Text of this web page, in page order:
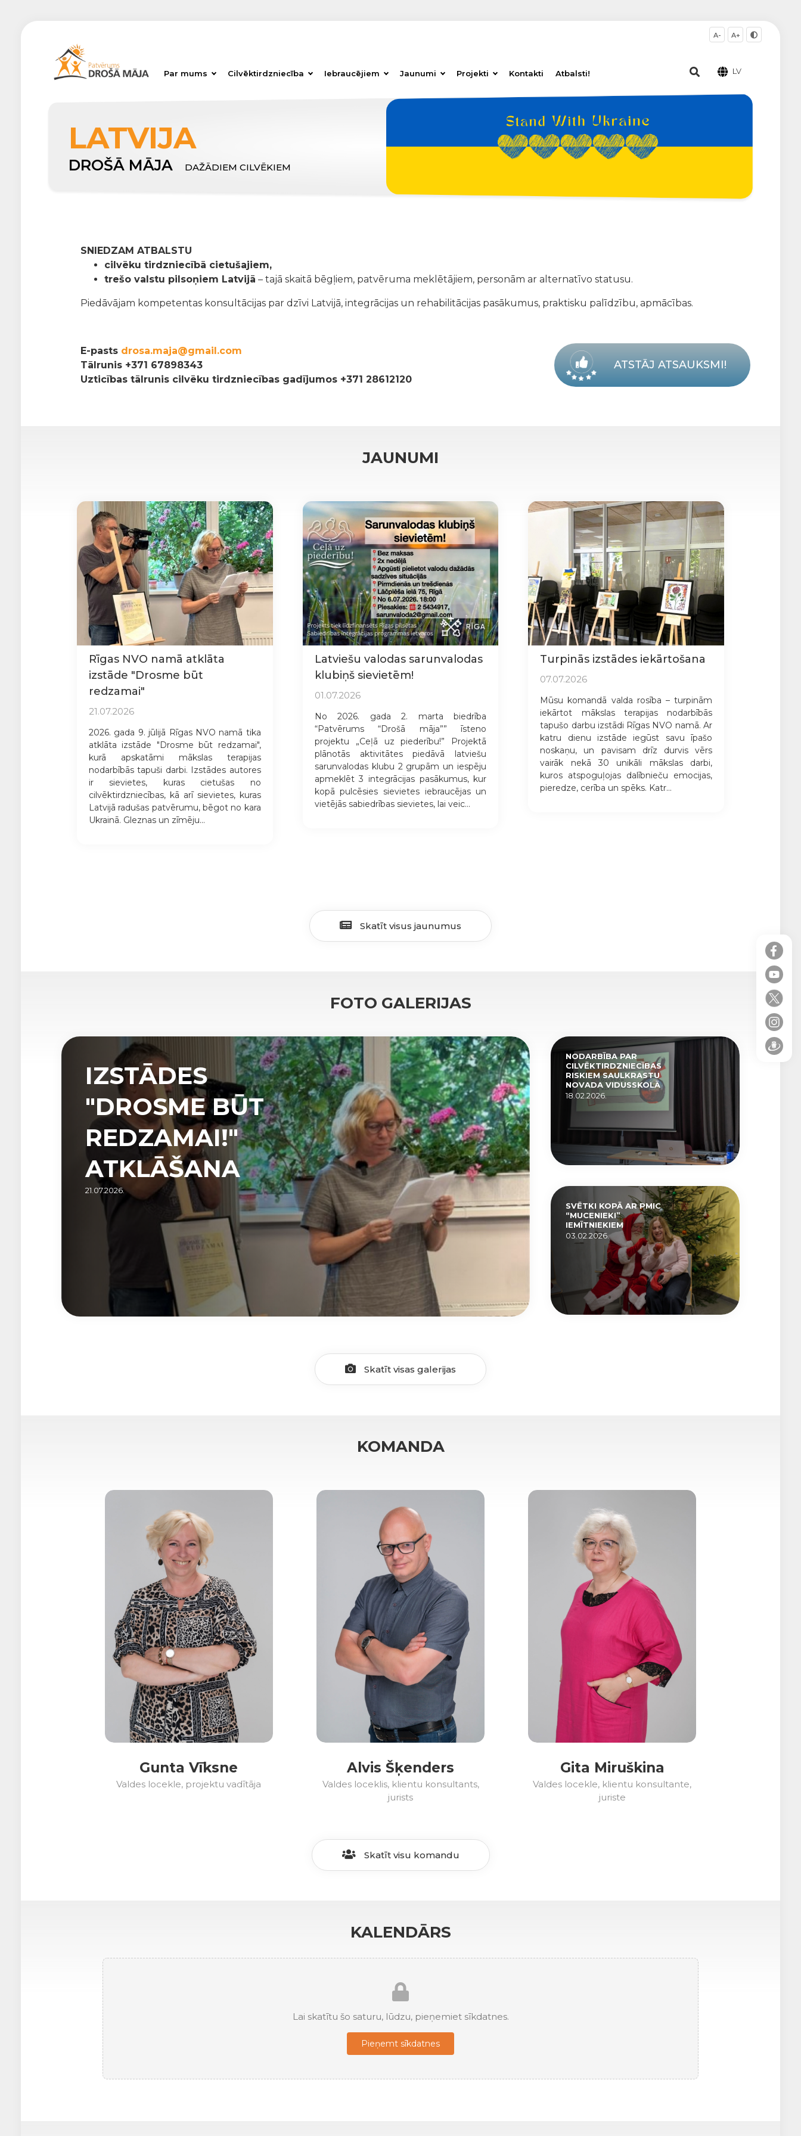
Par mums Cilvēktirdzniecība Iebraucējiem Jaunumi Projekti Kontakti Atbalsti!
A- A+
LV
LATVIJA
DROŠĀ MĀJA DAŽĀDIEM CILVĒKIEM
SNIEDZAM ATBALSTU
cilvēku tirdzniecībā cietušajiem,
trešo valstu pilsoņiem Latvijā – tajā skaitā bēgļiem, patvēruma meklētājiem, personām ar alternatīvo statusu.
Piedāvājam kompetentas konsultācijas par dzīvi Latvijā, integrācijas un rehabilitācijas pasākumus, praktisku palīdzību, apmācības.
E-pasts drosa.maja@gmail.com
Tālrunis +371 67898343
Uzticības tālrunis cilvēku tirdzniecības gadījumos +371 28612120
ATSTĀJ ATSAUKSMI!
JAUNUMI
Rīgas NVO namā atklāta
izstāde "Drosme būt
redzamai"
21.07.2026
2026. gada 9. jūlijā Rīgas NVO namā tika
atklāta izstāde "Drosme būt redzamai",
kurā apskatāmi mākslas terapijas
nodarbībās tapuši darbi. Izstādes autores
ir sievietes, kuras cietušas no
cilvēktirdzniecības, kā arī sievietes, kuras
Latvijā radušas patvērumu, bēgot no kara
Ukrainā. Gleznas un zīmēju...
Latviešu valodas sarunvalodas
klubiņš sievietēm!
01.07.2026
No 2026. gada 2. marta biedrība
“Patvērums “Drošā māja”” īsteno
projektu „Ceļā uz piederību!” Projektā
plānotās aktivitātes piedāvā latviešu
sarunvalodas klubu 2 grupām un iespēju
apmeklēt 3 integrācijas pasākumus, kur
kopā pulcēsies sievietes iebraucējas un
vietējās sabiedrības sievietes, lai veic...
Turpinās izstādes iekārtošana
07.07.2026
Mūsu komandā valda rosība – turpinām
iekārtot mākslas terapijas nodarbībās
tapušo darbu izstādi Rīgas NVO namā. Ar
katru dienu izstāde iegūst savu īpašo
noskaņu, un pavisam drīz durvis vērs
vairāk nekā 30 unikāli mākslas darbi,
kuros atspoguļojas dalībnieču emocijas,
pieredze, cerība un spēks. Katr...
Skatīt visus jaunumus
FOTO GALERIJAS
IZSTĀDES
"DROSME BŪT
REDZAMAI!"
ATKLĀŠANA
21.07.2026.
NODARBĪBA PAR
CILVĒKTIRDZNIECĪBAS
RISKIEM SAULKRASTU
NOVADA VIDUSSKOLĀ
18.02.2026.
SVĒTKI KOPĀ AR PMIC
“MUCENIEKI”
IEMĪTNIEKIEM
03.02.2026.
Skatīt visas galerijas
KOMANDA
Gunta Vīksne
Valdes locekle, projektu vadītāja
Alvis Šķenders
Valdes loceklis, klientu konsultants,
jurists
Gita Miruškina
Valdes locekle, klientu konsultante,
juriste
Skatīt visu komandu
KALENDĀRS
Lai skatītu šo saturu, lūdzu, pieņemiet sīkdatnes.
Pieņemt sīkdatnes